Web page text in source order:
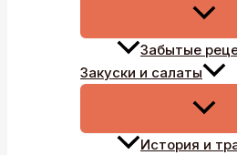
Забытые
Закуски и салаты
История и